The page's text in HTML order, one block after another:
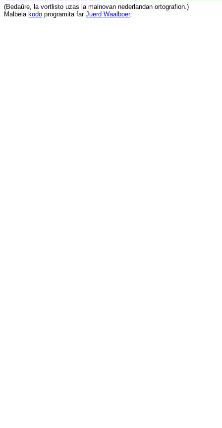
(Bedaŭre, la vortlisto uzas la malnovan nederlandan ortografion.)
Malbela kodo programita far Juerd Waalboer.